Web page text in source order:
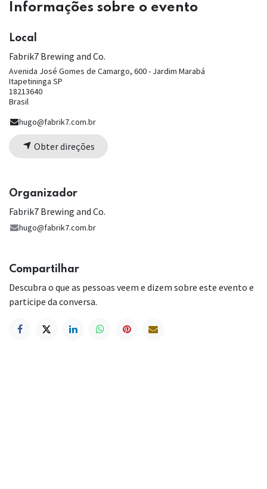
Informações sobre o evento
Local
Fabrik7 Brewing and Co.
Avenida José Gomes de Camargo, 600 - Jardim Marabá
Itapetininga SP
18213640
Brasil
hugo@fabrik7.com.br
Obter direções
Organizador
Fabrik7 Brewing and Co.
hugo@fabrik7.com.br
Compartilhar
Descubra o que as pessoas veem e dizem sobre este evento e
participe da conversa.